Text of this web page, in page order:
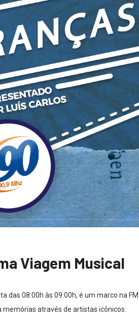
Viagem Musical
08:00h às 09:00h, é um marco na FM
através de artistas icônicos.